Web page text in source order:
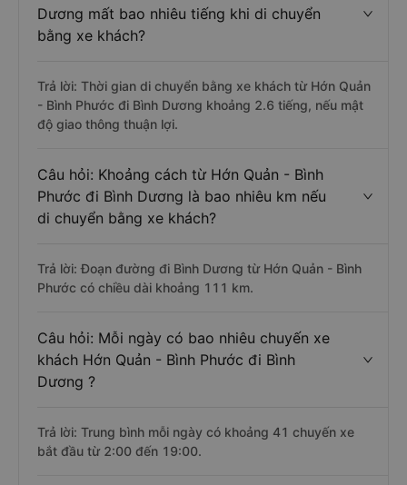
Dương mất bao nhiêu tiếng khi di chuyển
bằng xe khách?
Trả lời: Thời gian di chuyển bằng xe khách từ Hớn Quản
- Bình Phước đi Bình Dương khoảng 2.6 tiếng, nếu mật
độ giao thông thuận lợi.
Câu hỏi: Khoảng cách từ Hớn Quản - Bình
Phước đi Bình Dương là bao nhiêu km nếu
di chuyển bằng xe khách?
Trả lời: Đoạn đường đi Bình Dương từ Hớn Quản - Bình
Phước có chiều dài khoảng 111 km.
Câu hỏi: Mỗi ngày có bao nhiêu chuyến xe
khách Hớn Quản - Bình Phước đi Bình
Dương ?
Trả lời: Trung bình mỗi ngày có khoảng 41 chuyến xe
bắt đầu từ 2:00 đến 19:00.